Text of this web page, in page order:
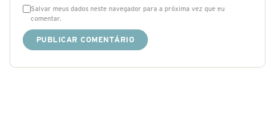
Salvar meus dados neste navegador para a próxima vez que eu
comentar.